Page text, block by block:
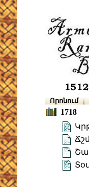
Որոնում
1718